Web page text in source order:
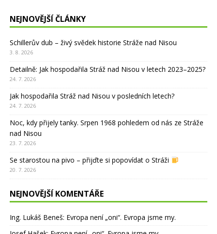
NEJNOVĚJŠÍ ČLÁNKY
Schillerův dub – živý svědek historie Stráže nad Nisou
3. 8. 2026
Detailně: Jak hospodařila Stráž nad Nisou v letech 2023–2025?
24. 7. 2026
Jak hospodařila Stráž nad Nisou v posledních letech?
24. 7. 2026
Noc, kdy přijely tanky. Srpen 1968 pohledem od nás ze Stráže
nad Nisou
23. 7. 2026
Se starostou na pivo – přijďte si popovídat o Stráži
20. 7. 2026
NEJNOVĚJŠÍ KOMENTÁŘE
Ing. Lukáš Beneš: Evropa není „oni“. Evropa jsme my.